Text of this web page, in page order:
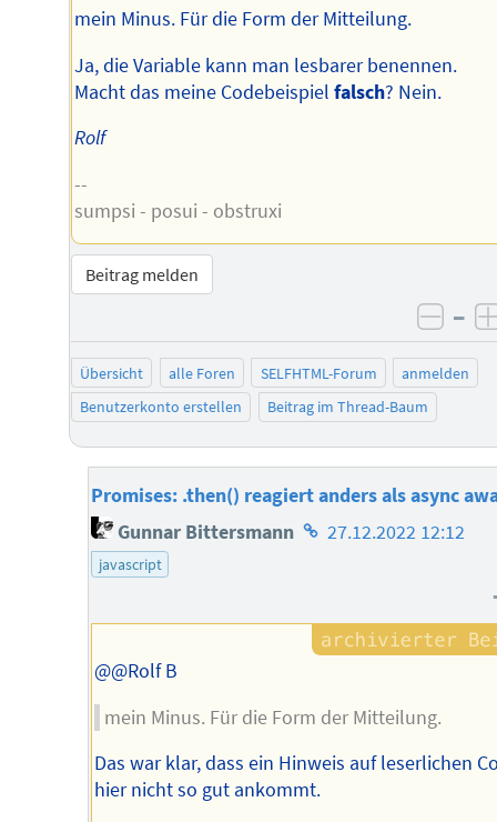
mein Minus. Für die Form der Mitteilung.
Ja, die Variable kann man lesbarer benennen.
Macht das meine Codebeispielfalsch? Nein.
Rolf
--
sumpsi - posui - obstruxi
Beitrag melden
–
Übersicht alle Foren SELFHTML-Forum
anmelden
Benutzerkonto erstellen
Beitrag im Thread-Baum
Promises: .then() reagiert anders als async
Gunnar Bittersmann Homepage
27.12.2022 12:12
javascript
@@Rolf B
mein Minus. Für die Form der Mitteilung.
Das war klar, dass ein Hinweis auf leserlichen
hier nicht so gut ankommt.